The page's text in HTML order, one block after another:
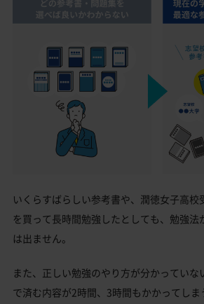
いくらすばらしい参考書や、潤徳女子高校
を買って長時間勉強したとしても、勉強法
は出ません。
また、正しい勉強のやり方が分かっていな
で済む内容が2時間、3時間もかかってし